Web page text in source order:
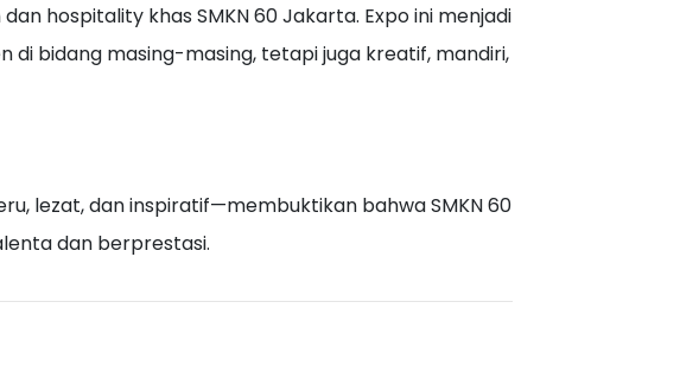
hospitality khas SMKN 60 Jakarta. Expo ini menjadi
bidang masing-masing, tetapi juga kreatif, mandiri,
lezat, dan inspiratif—membuktikan bahwa SMKN 60
dan berprestasi.